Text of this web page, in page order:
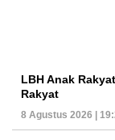
LBH Anak
Rakyat
8 Agustus 2026 |